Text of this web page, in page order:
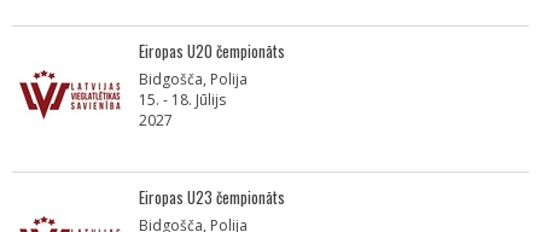
Eiropas U20 čempionāts
Bidgošča, Polija
15. - 18. Jūlijs
2027
Eiropas U23 čempionāts
Bidgošča, Polija